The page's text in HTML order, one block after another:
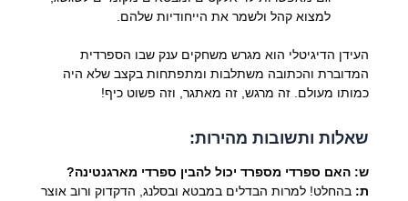
למצוא קהל ולשמר את הייחודיות שלהם.
העידן הדיגיטלי הוא מגרש משחקים ענק שבו הספרדית
המדוברת והכתובה משתלבות ומתפתחות בקצב שלא היה
כמותו מעולם. זה מרגש, זה מאתגר, וזה פשוט כיף!
שאלות ותשובות מהירות:
ש: האם ספרדי מספרד יכול להבין ספרדי מארגנטינה?
ת: בהחלט! למרות הבדלים במבטא ובסלנג, הדקדוק ורוב אוצר